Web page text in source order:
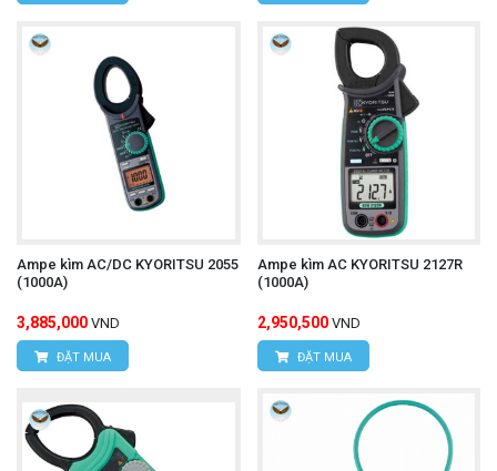
Ampe kìm AC/DC KYORITSU 2055
(1000A)
3,885,000 VND
ĐẶT MUA
Ampe kìm AC KYORITSU 2127R
(1000A)
2,950,500 VND
ĐẶT MUA